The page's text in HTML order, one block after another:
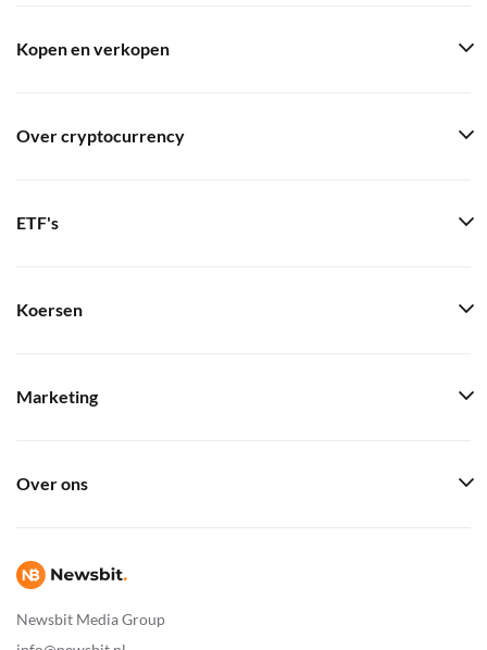
Newsbit Media Group
Kopen en verkopen
Over cryptocurrency
ETF's
Koersen
Marketing
Over ons